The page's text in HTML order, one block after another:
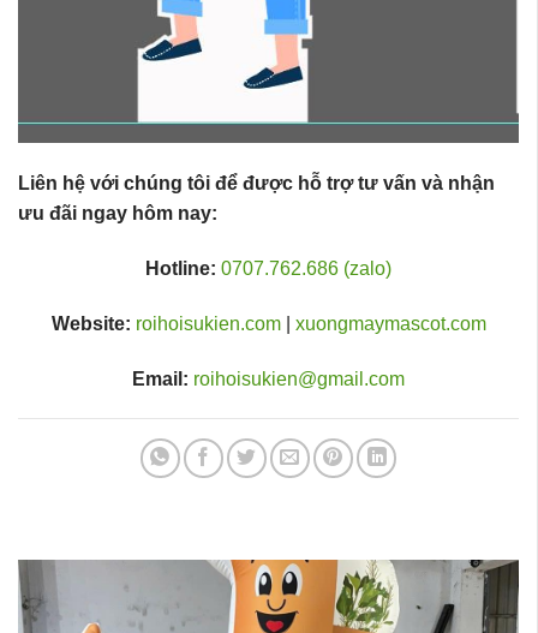
Liên hệ với chúng tôi để được hỗ trợ tư vấn và nhận
ưu đãi ngay hôm nay:
Hotline: 0707.762.686 (zalo)
Website: roihoisukien.com| xuongmaymascot.com
Email: roihoisukien@gmail.com